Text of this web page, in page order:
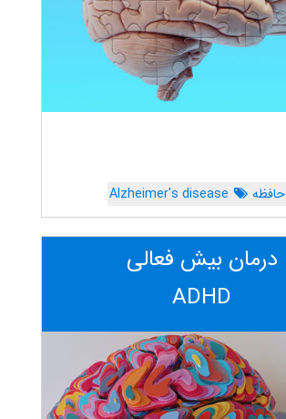
حافظه Alzheimer's disease
درمان بیش فعالی
ADHD